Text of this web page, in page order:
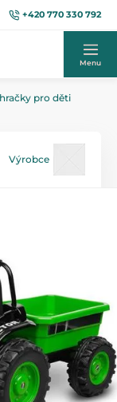
+420 770 330 792
Menu
pro děti
Výrobce